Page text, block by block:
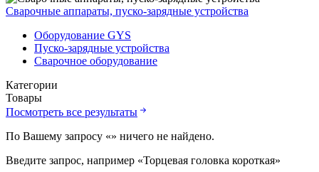
Сварочные аппараты, пуско-зарядные устройства
Оборудование GYS
Пуско-зарядные устройства
Сварочное оборудование
Категории
Товары
Посмотреть все результаты
По Вашему запросу «» ничего не найдено.
Введите запрос, например «Торцевая головка короткая»